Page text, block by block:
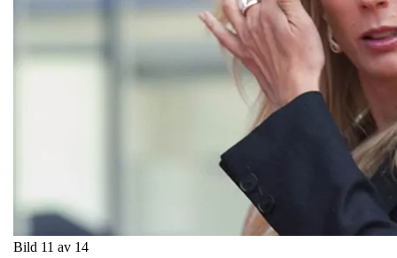
Bild 11 av 14